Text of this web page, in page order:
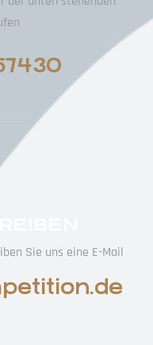
Sie uns eine E-Mail: